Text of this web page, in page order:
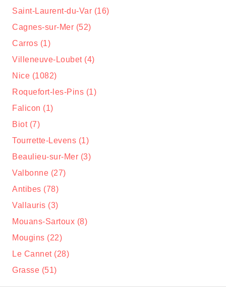
Saint-Laurent-du-Var (16)
Cagnes-sur-Mer (52)
Carros (1)
Villeneuve-Loubet (4)
Nice (1082)
Roquefort-les-Pins (1)
Falicon (1)
Biot (7)
Tourrette-Levens (1)
Beaulieu-sur-Mer (3)
Valbonne (27)
Antibes (78)
Vallauris (3)
Mouans-Sartoux (8)
Mougins (22)
Le Cannet (28)
Grasse (51)